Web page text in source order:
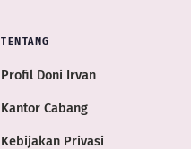
TENTANG
Profil Doni Irvan
Kantor Cabang
Kebijakan Privasi